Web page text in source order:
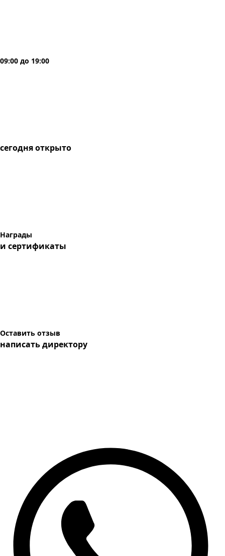
09:00 до 19:00
сегодняоткрыто
Награды
и сертификаты
Оставить отзыв
написать директору